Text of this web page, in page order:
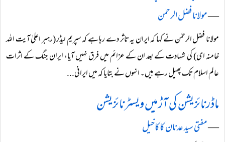
―مولانا فضل الرحمٰن
مولانا فضل الرحمٰن نے کہا کہ ایران یہ تاثر دے رہا ہے کہ سپریم لیڈر (رہبر اعلیٰ آیت اللہ
خامنہ ای) کی شہادت کے بعد ان کے عزائم میں فرق نہیں آیا، ایران جنگ کے اثرات
عالم اسلام تک پھیل رہے ہیں۔ انہوں نے بتایا کہ میں ایرانی...
ماڈرنائزیشن کی آڑ میں ویسٹرنائزیشن
―مفتی سید عدنان کاکاخیل